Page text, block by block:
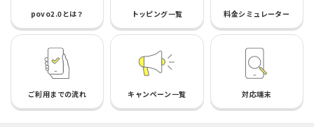
povo2.0とは？ トッピング一覧 料金シミュレーター
ご利用までの流れ キャンペーン一覧 対応端末